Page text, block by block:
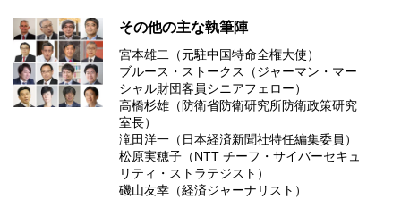
その他の主な執筆陣
宮本雄二（元駐中国特命全権大使）
ブルース・ストークス（ジャーマン・マー
シャル財団客員シニアフェロー）
高橋杉雄（防衛省防衛研究所防衛政策研究
室長）
滝田洋一（日本経済新聞社特任編集委員）
松原実穂子（NTT チーフ・サイバーセキュ
リティ・ストラテジスト）
磯山友幸（経済ジャーナリスト）